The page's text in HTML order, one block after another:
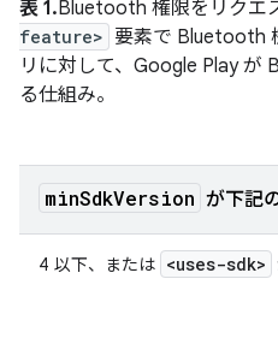
表 1.Bluetooth 権限をリクエ
feature> 要素で Bluetooth
リに対して、Google Play が
る仕組み。
minSdkVersion が下記
4 以下、または <uses-sdk>